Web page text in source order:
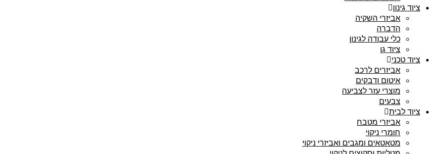
ציוד גינון
אביזרי השקיה
הדברה
כלי עבודה לגינון
ציוד גן
ציוד טכני
אביזרים לרכב
איטום ודבקים
מוצרי עזר לצביעה
צבעים
ציוד לבית
אביזרי מטבח
חומרי ניקוי
מטאטאים ומגבים ואביזרי ניקוי